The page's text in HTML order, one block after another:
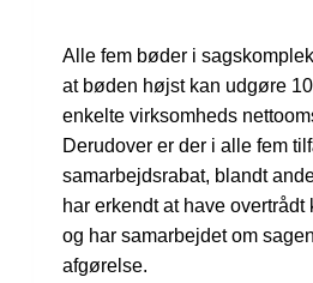
Alle fem bøder i
at bøden højst kan udgøre
enkelte virksomheds
Derudover er der i alle fem
samarbejdsrabat, blandt
har erkendt at have
og har samarbejdet om
afgørelse.